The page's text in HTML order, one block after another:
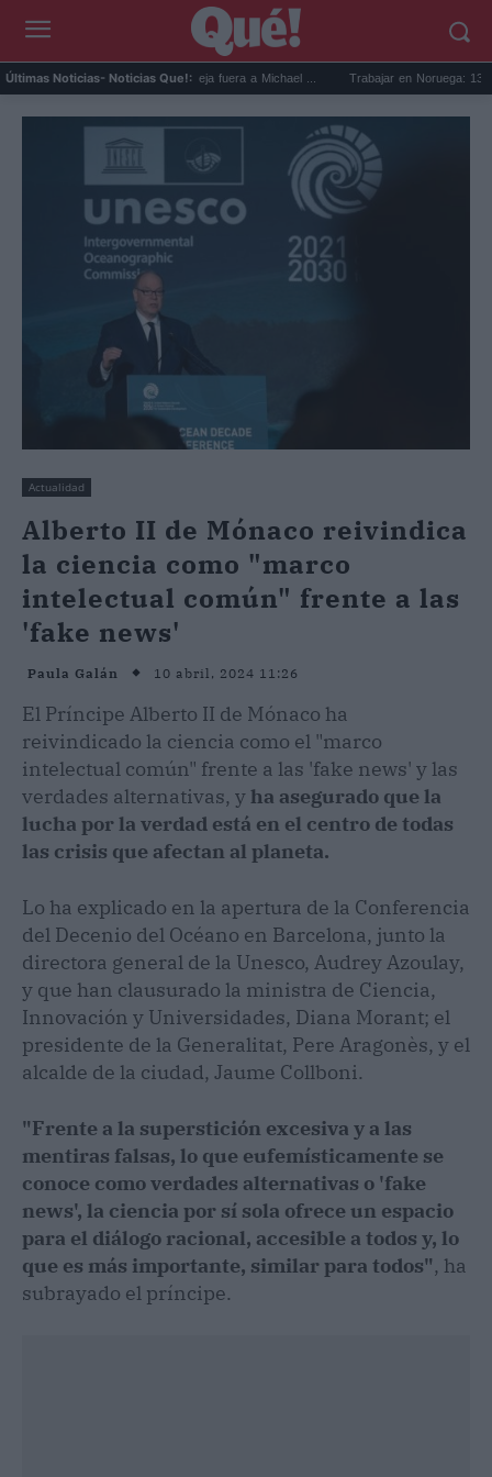
Últimas Noticias- Noticias Que!:
Booker mejor quinteto: deja fuera a Michael ... Trabajar en Noruega: 13.000
Actualidad
Alberto II de Mónaco reivindica
la ciencia como "marco
intelectual común" frente a las
'fake news'
Paula Galán 10 abril, 2024 11:26
El Príncipe Alberto II de Mónaco ha
reivindicado la ciencia como el "marco
intelectual común" frente a las 'fake news' y las
verdades alternativas, yha asegurado que la
lucha por la verdad está en el centro de todas
las crisis que afectan al planeta.
Lo ha explicado en la apertura de la Conferencia
del Decenio del Océano en Barcelona, junto la
directora general de la Unesco, Audrey Azoulay,
y que han clausurado la ministra de Ciencia,
Innovación y Universidades, Diana Morant; el
presidente de la Generalitat, Pere Aragonès, y el
alcalde de la ciudad, Jaume Collboni.
"Frente a la superstición excesiva y a las
mentiras falsas, lo que eufemísticamente se
conoce como verdades alternativas o 'fake
news', la ciencia por sí sola ofrece un espacio
para el diálogo racional, accesible a todos y, lo
que es más importante, similar para todos", ha
subrayado el príncipe.